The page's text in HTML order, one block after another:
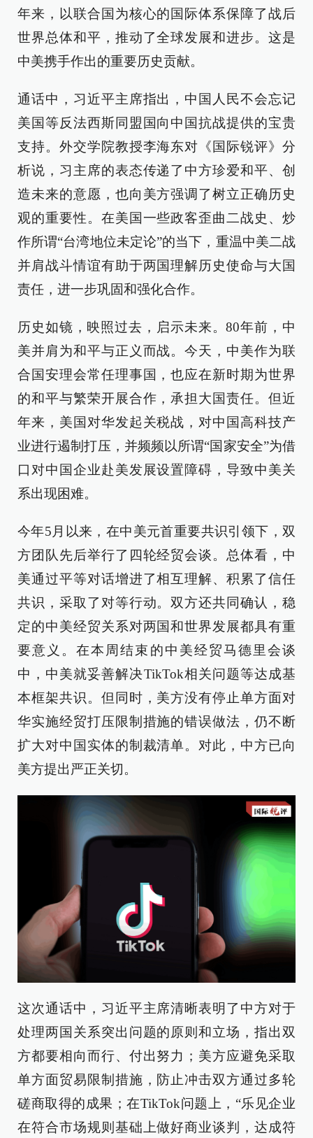
年来，以联合国为核心的国际体系保障了战后
世界总体和平，推动了全球发展和进步。这是
中美携手作出的重要历史贡献。
通话中，习近平主席指出，中国人民不会忘记
美国等反法西斯同盟国向中国抗战提供的宝贵
支持。外交学院教授李海东对《国际锐评》分
析说，习主席的表态传递了中方珍爱和平、创
造未来的意愿，也向美方强调了树立正确历史
观的重要性。在美国一些政客歪曲二战史、炒
作所谓“台湾地位未定论”的当下，重温中美二战
并肩战斗情谊有助于两国理解历史使命与大国
责任，进一步巩固和强化合作。
历史如镜，映照过去，启示未来。80年前，中
美并肩为和平与正义而战。今天，中美作为联
合国安理会常任理事国，也应在新时期为世界
的和平与繁荣开展合作，承担大国责任。但近
年来，美国对华发起关税战，对中国高科技产
业进行遏制打压，并频频以所谓“国家安全”为借
口对中国企业赴美发展设置障碍，导致中美关
系出现困难。
今年5月以来，在中美元首重要共识引领下，双
方团队先后举行了四轮经贸会谈。总体看，中
美通过平等对话增进了相互理解、积累了信任
共识，采取了对等行动。双方还共同确认，稳
定的中美经贸关系对两国和世界发展都具有重
要意义。在本周结束的中美经贸马德里会谈
中，中美就妥善解决TikTok相关问题等达成基
本框架共识。但同时，美方没有停止单方面对
华实施经贸打压限制措施的错误做法，仍不断
扩大对中国实体的制裁清单。对此，中方已向
美方提出严正关切。
这次通话中，习近平主席清晰表明了中方对于
处理两国关系突出问题的原则和立场，指出双
方都要相向而行、付出努力；美方应避免采取
单方面贸易限制措施，防止冲击双方通过多轮
磋商取得的成果；在TikTok问题上，“乐见企业
在符合市场规则基础上做好商业谈判，达成符